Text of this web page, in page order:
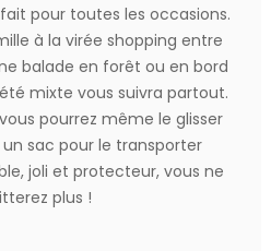
pour toutes les occasions.
à la virée shopping entre
balade en forêt ou en bord
mixte vous suivra partout.
pourrez même le glisser
sac pour le transporter
joli et protecteur, vous ne
plus !